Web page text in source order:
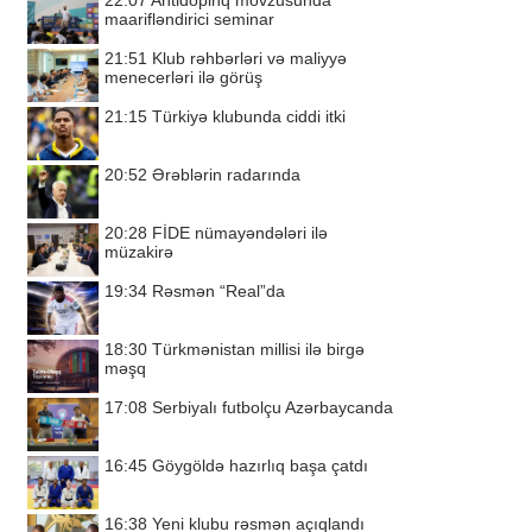
maarifləndirici seminar
21:51 Klub rəhbərləri və maliyyə
menecerləri ilə görüş
21:15 Türkiyə klubunda ciddi itki
20:52 Ərəblərin radarında
20:28 FİDE nümayəndələri ilə
müzakirə
19:34 Rəsmən “Real”da
18:30 Türkmənistan millisi ilə birgə
məşq
17:08 Serbiyalı futbolçu Azərbaycanda
16:45 Göygöldə hazırlıq başa çatdı
16:38 Yeni klubu rəsmən açıqlandı